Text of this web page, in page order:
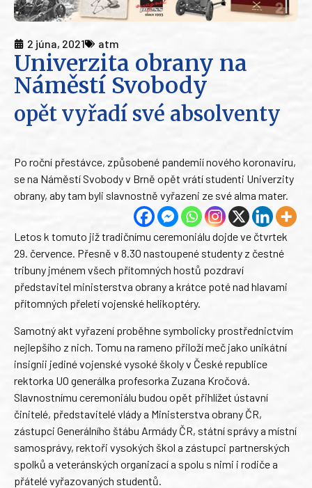
2 júna, 2021 atm
Univerzita obrany na
Náměstí Svobody
opět vyřadí své absolventy
Po roční přestávce, způsobené pandemií nového koronaviru,
se na Náměstí Svobody v Brně opět vrátí studenti Univerzity
obrany, aby tam byli slavnostně vyřazeni ze své alma mater.
Letos k tomuto již tradičnímu ceremoniálu dojde ve čtvrtek
29. července. Přesně v 8.30 nastoupené studenty z čestné
tribuny jménem všech přítomných hostů pozdraví
představitel ministerstva obrany a krátce poté nad hlavami
přítomných přeletí vojenské helikoptéry.
Samotný akt vyřazení proběhne symbolicky prostřednictvím
nejlepšího z nich. Tomu na rameno přiloží meč jako unikátní
insignii jediné vojenské vysoké školy v České republice
rektorka UO generálka profesorka Zuzana Kročová.
Slavnostnímu ceremoniálu budou opět přihlížet ústavní
činitelé, představitelé vlády a Ministerstva obrany ČR,
zástupci Generálního štábu Armády ČR, státní správy a místní
samosprávy, rektoři vysokých škol a zástupci partnerských
spolků a veteránských organizací a spolu s nimi i rodiče a
přátelé vyřazovaných studentů.